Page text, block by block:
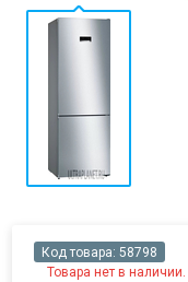
Код товара: 58798
Товара нет в наличии.